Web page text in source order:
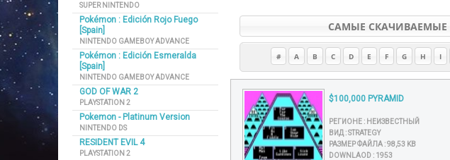
SUPER NINTENDO
Pokémon : Edición Rojo Fuego
[Spain]
NINTENDO GAMEBOY ADVANCE
Pokémon : Edición Esmeralda
[Spain]
NINTENDO GAMEBOY ADVANCE
GOD OF WAR 2
PLAYSTATION 2
Pokemon - Platinum Version
NINTENDO DS
RESIDENT EVIL 4
PLAYSTATION 2
САМЫЕ СКАЧИВАЕМЫЕ
# A B C D E F G H I
$100,000 PYRAMID
РЕГИОНЕ : НЕИЗВЕСТНЫЙ
ВИД :STRATEGY
РАЗМЕР ФАЙЛА :98,53 KB
DOWNLAOD : 1953